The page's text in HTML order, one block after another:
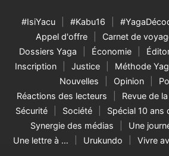
#IsiYacu #Kabu16
Appel d'offre
Carnet de
Dossiers Yaga
Économie
Inscription
Justice Méthode
Nouvelles
Opinion
Réactions des lecteurs
Revue de
Sécurité
Société Spécial 10 ans
Synergie des médias
Une
Une lettre à …
Urukundo Vivre